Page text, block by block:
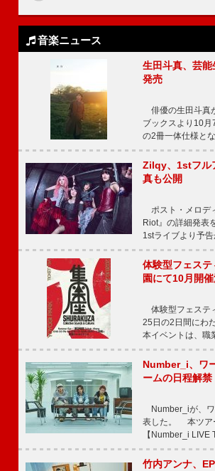
音楽ニュース
生田斗真、芸
発売
俳優の生田斗真
ブックスより10
の2冊一体仕様と
Zilqy、1stフル
真も公開
ポスト・メロデ
Riot』の詳細発表
1stライブより予
体験型フェス
園にて10月開
体験型フェステ
25日の2日間にわ
本イベントは、
Number_i、ワ
ームの日程解禁
Number_iが、ワ
表した。 本ツア
【Number_i
竹内アンナ、